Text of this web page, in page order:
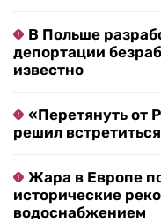
В Польше
депортации
известно
«Перетянуть от
решил
Жара в Европе
исторические
водоснабжением